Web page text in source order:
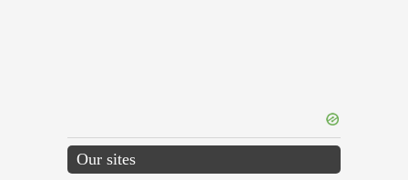
Our sites